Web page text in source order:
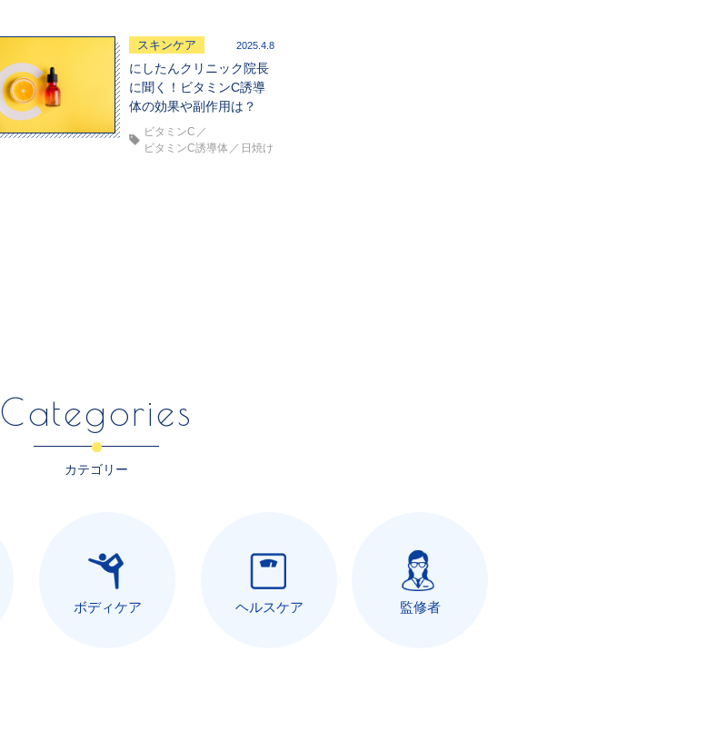
スキンケア 2025.4.8
にしたんクリニック院長
に聞く！ビタミンC誘導
体の効果や副作用は？
ビタミンC
ビタミンC誘導体
日焼け
Categories
カテゴリー
ボディケア ヘルスケア 監修者